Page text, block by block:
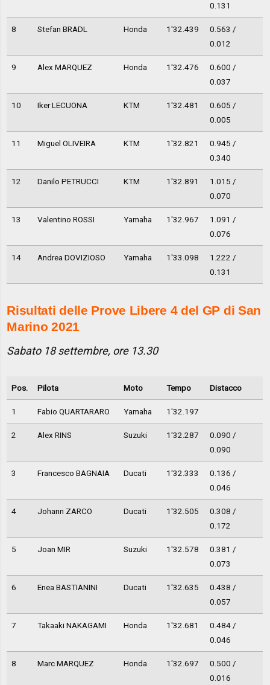
0.131
8 Stefan BRADL Honda 1'32.439
0.563 /
0.012
9 Alex MARQUEZ Honda 1'32.476
0.600 /
0.037
10 Iker LECUONA KTM 1'32.481
0.605 /
0.005
11 Miguel OLIVEIRA KTM 1'32.821
0.945 /
0.340
12 Danilo PETRUCCI KTM 1'32.891
1.015 /
0.070
13 Valentino ROSSI Yamaha 1'32.967
1.091 /
0.076
14 Andrea DOVIZIOSO Yamaha 1'33.098
1.222 /
0.131
Risultati delle Prove Libere 4 del GP di San
Marino 2021
Sabato 18 settembre, ore 13.30
Pos. Pilota Moto Tempo Distacco
1 Fabio QUARTARARO Yamaha 1'32.197
2 Alex RINS Suzuki 1'32.287
0.090 /
0.090
3 Francesco BAGNAIA Ducati 1'32.333
0.136 /
0.046
4 Johann ZARCO Ducati 1'32.505
0.308 /
0.172
5 Joan MIR Suzuki 1'32.578
0.381 /
0.073
6 Enea BASTIANINI Ducati 1'32.635
0.438 /
0.057
7 Takaaki NAKAGAMI Honda 1'32.681
0.484 /
0.046
8 Marc MARQUEZ Honda 1'32.697
0.500 /
0.016